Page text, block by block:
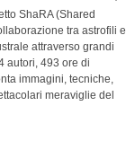
ShaRA (Shared
tra astrofili e
attraverso grandi
autori, 493 ore di
immagini, tecniche,
meraviglie del